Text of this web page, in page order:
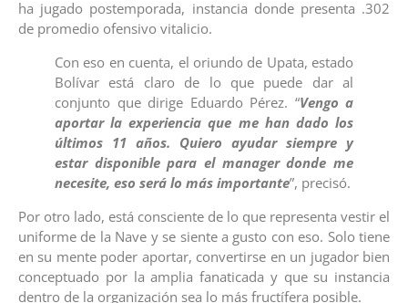
ha jugado postemporada, instancia donde presenta .302
de promedio ofensivo vitalicio.
Con eso en cuenta, el oriundo de Upata, estado
Bolívar está claro de lo que puede dar al
conjunto que dirige Eduardo Pérez. “Vengo a
aportar la experiencia que me han dado los
últimos 11 años. Quiero ayudar siempre y
estar disponible para el manager donde me
necesite, eso será lo más importante”, precisó.
Por otro lado, está consciente de lo que representa vestir el
uniforme de la Nave y se siente a gusto con eso. Solo tiene
en su mente poder aportar, convertirse en un jugador bien
conceptuado por la amplia fanaticada y que su instancia
dentro de la organización sea lo más fructífera posible.